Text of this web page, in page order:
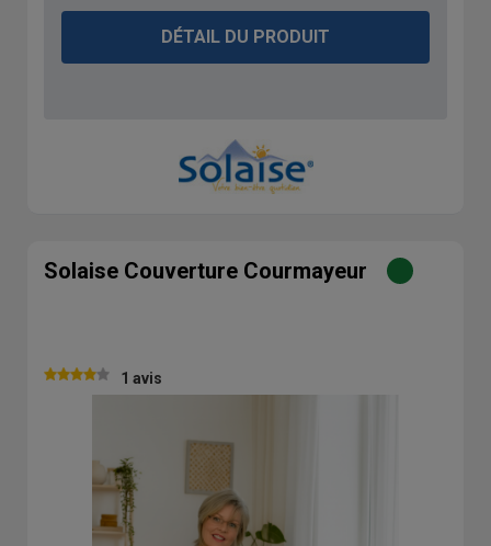
DÉTAIL DU PRODUIT
Solaise Couverture Courmayeur
1 avis